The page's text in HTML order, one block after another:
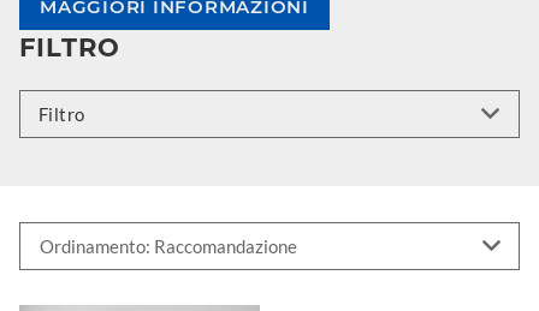
MAGGIORI INFORMAZIONI
FILTRO
Filtro